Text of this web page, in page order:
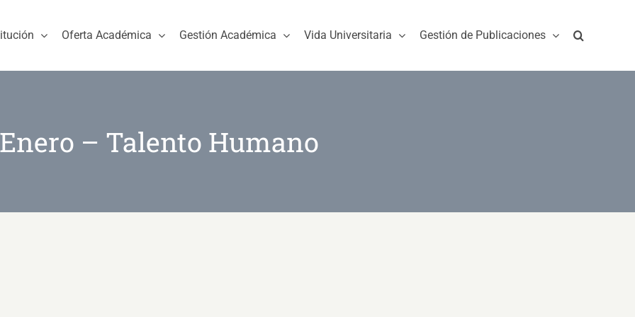
Oferta Académica Gestión Académica Vida Universitaria Gestión de Publicaciones
Enero – Talento Humano